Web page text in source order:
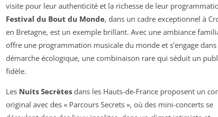
visite pour leur authenticité et la richesse de leur
Festival du Bout du Monde, dans un cadre exceptionnel à
en Bretagne, est un exemple brillant. Avec une ambiance
offre une programmation musicale du monde et s’engage
démarche écologique, une combinaison rare qui séduit un
fidèle.
Les Nuits Secrètes dans les Hauts-de-France proposent un
original avec des « Parcours Secrets », où des mini-concerts se